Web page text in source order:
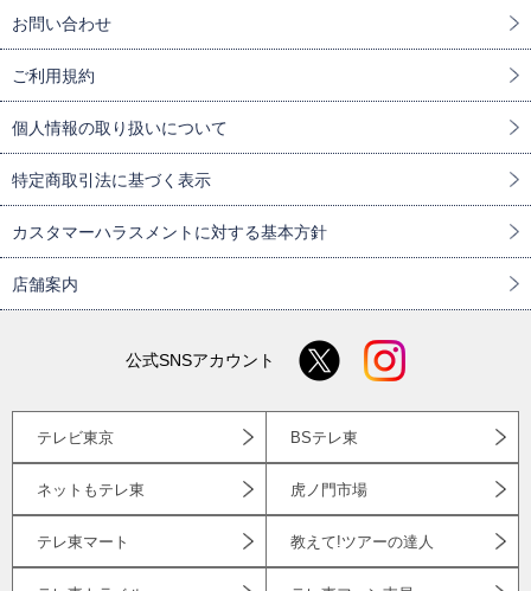
お問い合わせ
ご利用規約
個人情報の取り扱いについて
特定商取引法に基づく表示
カスタマーハラスメントに対する基本方針
店舗案内
公式SNSアカウント
テレビ東京 BSテレ東
ネットもテレ東 虎ノ門市場
テレ東マート 教えて!ツアーの達人